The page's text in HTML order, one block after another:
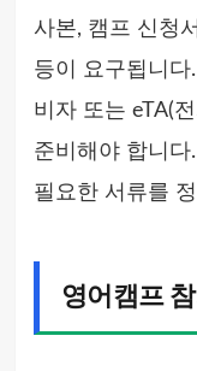
사본, 캠프 신청
등이 요구됩니
비자 또는 eTA(
준비해야 합니
필요한 서류를
영어캠프